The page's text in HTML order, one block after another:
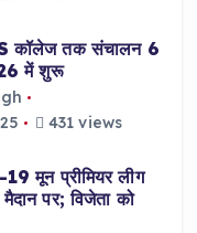
कॉलेज तक संचालन 6
में शुरू
431 views
मून प्रीमियर लीग
पर; विजेता को